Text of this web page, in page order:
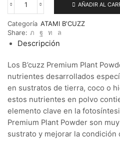
PREMIUM
PODWER
COCO
1Kg
AÑADIR AL
Categoría ATAMI B'CUZZ
Share:
Descripción
Los B’cuzz Premium Plant
nutrientes desarrollados
en sustratos de tierra, coco o
estos nutrientes en polvo
elemento clave en la
Premium Plant Powder son
sustrato y mejorar la condición